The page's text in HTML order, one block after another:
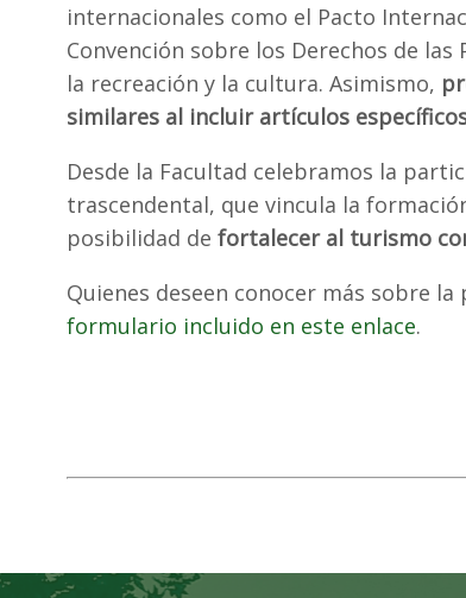
internacionales como el Pacto
Convención sobre los Derechos de
la recreación y la cultura. Asimismo,
similares al incluir artículos
Desde la Facultad celebramos la
trascendental, que vincula la
posibilidad de fortalecer al turismo
Quienes deseen conocer más sobre
formulario incluido en este enlace.